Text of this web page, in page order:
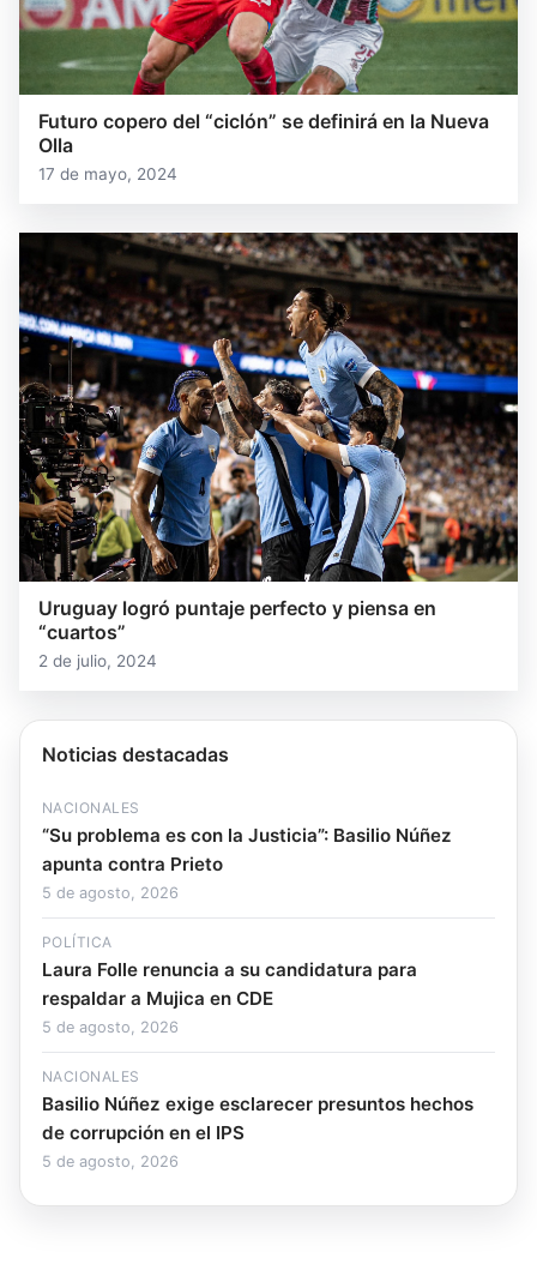
Futuro copero del “ciclón” se definirá en la Nueva
Olla
17 de mayo, 2024
Uruguay logró puntaje perfecto y piensa en
“cuartos”
2 de julio, 2024
Noticias destacadas
NACIONALES
“Su problema es con la Justicia”: Basilio Núñez
apunta contra Prieto
5 de agosto, 2026
POLÍTICA
Laura Folle renuncia a su candidatura para
respaldar a Mujica en CDE
5 de agosto, 2026
NACIONALES
Basilio Núñez exige esclarecer presuntos hechos
de corrupción en el IPS
5 de agosto, 2026